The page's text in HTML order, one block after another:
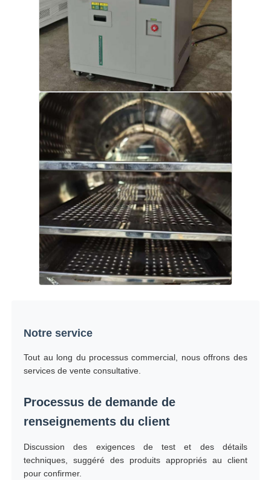
Notre service
Tout au long du processus commercial, nous offrons des
services de vente consultative.
Processus de demande de
renseignements du client
Discussion des exigences de test et des détails
techniques, suggéré des produits appropriés au client
pour confirmer.